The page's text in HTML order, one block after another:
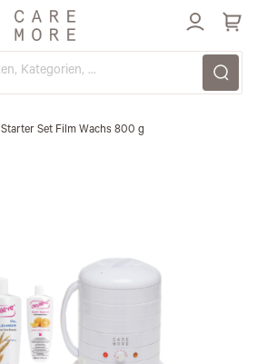
Direkt
zum
Inhalt
Starter Set Film Wachs 800 g